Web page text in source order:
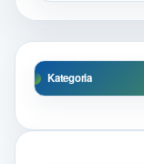
Kategoria